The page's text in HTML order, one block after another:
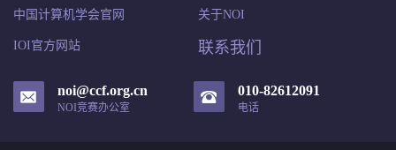
中国计算机学会官网
IOI官方网站
关于NOI
联系我们
noi@ccf.org.cn
NOI竞赛办公室
010-82612091
电话